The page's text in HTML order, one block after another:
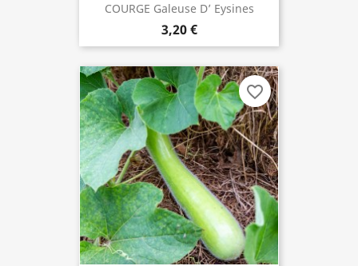
COURGE Galeuse D’ Eysines
3,20 €
favorite_border